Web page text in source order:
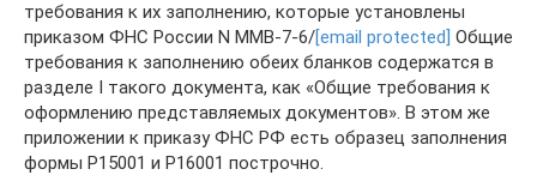
требования к их заполнению, которые установлены
приказом ФНС России N ММВ-7-6/[email protected] Общие
требования к заполнению обеих бланков содержатся в
разделе I такого документа, как «Общие требования к
оформлению представляемых документов». В этом же
приложении к приказу ФНС РФ есть образец заполнения
формы Р15001 и Р16001 построчно.